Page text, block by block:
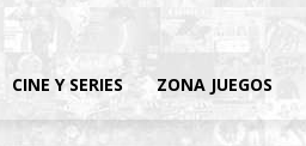
CINE Y SERIES ZONA JUEGOS